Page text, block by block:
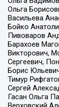
Ольга
Васильева
Бойко
Пивоваров
Барахоев
Викторович,
Сергеевич,
Борис
Тимур
Сергей
Гасан Ольга